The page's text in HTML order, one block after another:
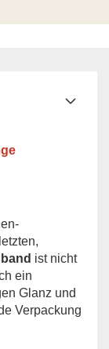
ist nicht
ein
Glanz und
Verpackung